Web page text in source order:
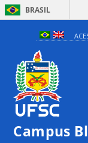
BRASIL
Campus